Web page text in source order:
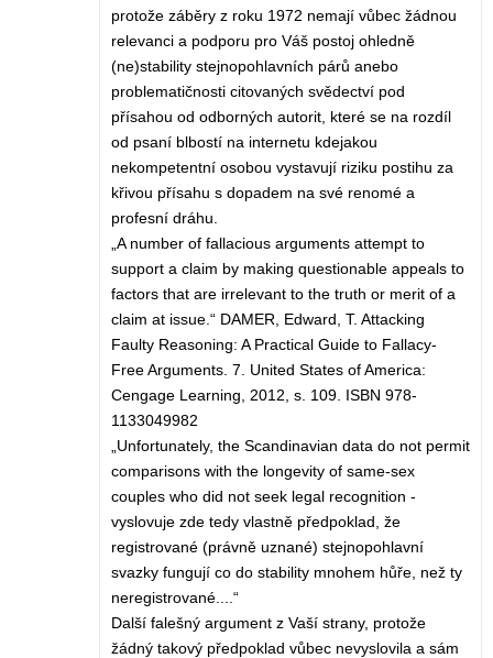
protože záběry z roku 1972 nemají vůbec žádnou
relevanci a podporu pro Váš postoj ohledně
(ne)stability stejnopohlavních párů anebo
problematičnosti citovaných svědectví pod
přísahou od odborných autorit, které se na rozdíl
od psaní blbostí na internetu kdejakou
nekompetentní osobou vystavují riziku postihu za
křivou přísahu s dopadem na své renomé a
profesní dráhu.
„A number of fallacious arguments attempt to
support a claim by making questionable appeals to
factors that are irrelevant to the truth or merit of a
claim at issue.“ DAMER, Edward, T. Attacking
Faulty Reasoning: A Practical Guide to Fallacy-
Free Arguments. 7. United States of America:
Cengage Learning, 2012, s. 109. ISBN 978-
1133049982
„Unfortunately, the Scandinavian data do not permit
comparisons with the longevity of same-sex
couples who did not seek legal recognition -
vyslovuje zde tedy vlastně předpoklad, že
registrované (právně uznané) stejnopohlavní
svazky fungují co do stability mnohem hůře, než ty
neregistrované....“
Další falešný argument z Vaší strany, protože
žádný takový předpoklad vůbec nevyslovila a sám